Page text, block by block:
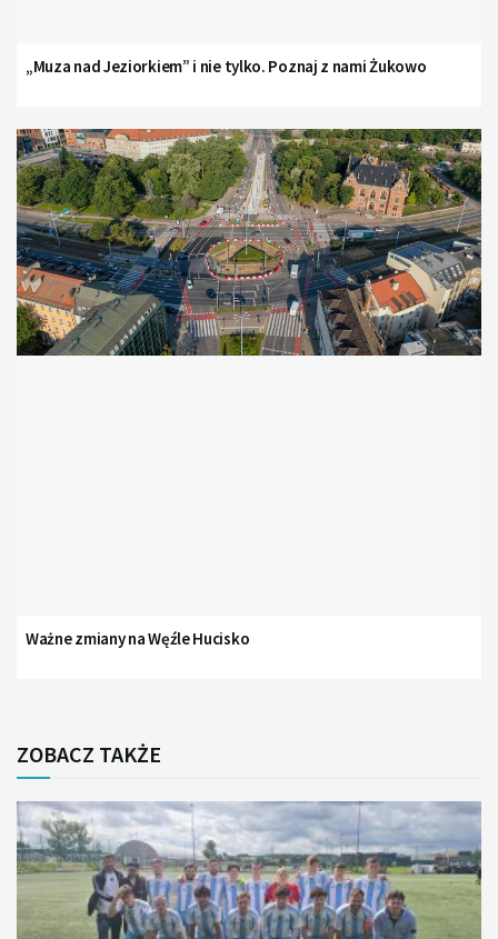
„Muza nad Jeziorkiem” i nie tylko. Poznaj z nami Żukowo
Ważne zmiany na Węźle Hucisko
ZOBACZ TAKŻE